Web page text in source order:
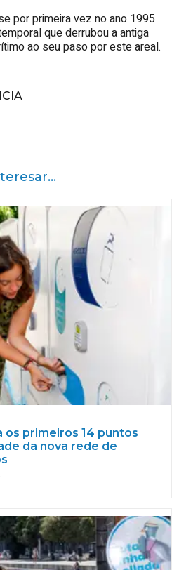
por primeira vez no ano 1995
que derrubou a antiga
ao seu paso por este areal.
os primeiros 14 puntos
da nova rede de